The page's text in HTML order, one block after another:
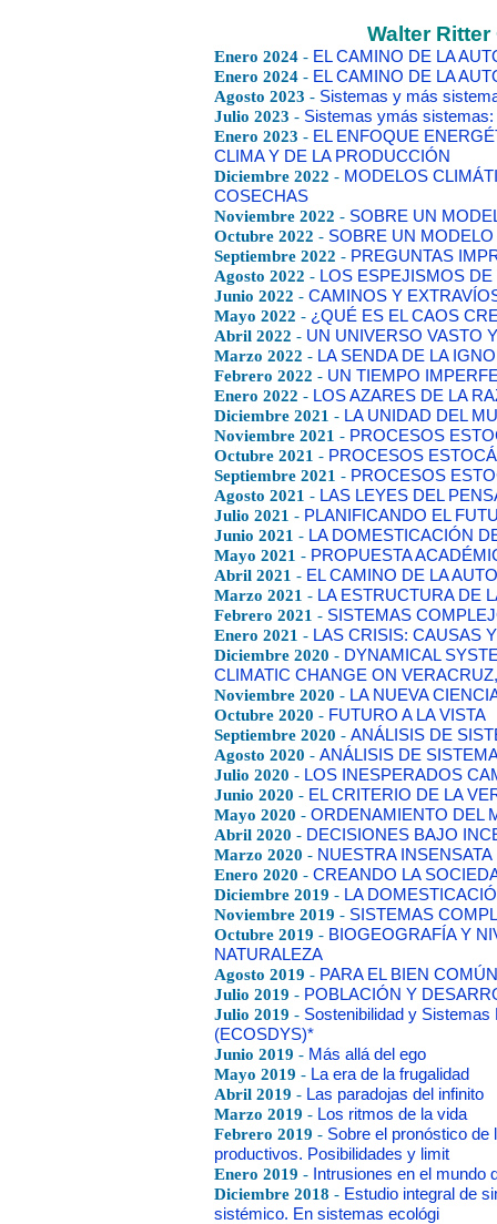
Walter
Enero 2024 - EL CAMINO DE LA
Enero 2024 - EL CAMINO DE LA
Agosto 2023 - Sistemas y más
Julio 2023 - Sistemas ymás
Enero 2023 - EL ENFOQUE
CLIMA Y DE LA PRODUCCIÓN
Diciembre 2022 - MODELOS
COSECHAS
Noviembre 2022 - SOBRE UN
Octubre 2022 - SOBRE UN
Septiembre 2022 - PREGUNTAS
Agosto 2022 - LOS ESPEJISMOS
Junio 2022 - CAMINOS Y
Mayo 2022 - ¿QUÉ ES EL CAOS
Abril 2022 - UN UNIVERSO VASTO
Marzo 2022 - LA SENDA DE LA
Febrero 2022 - UN TIEMPO
Enero 2022 - LOS AZARES DE LA
Diciembre 2021 - LA UNIDAD DEL
Noviembre 2021 - PROCESOS
Octubre 2021 - PROCESOS
Septiembre 2021 - PROCESOS
Agosto 2021 - LAS LEYES DEL
Julio 2021 - PLANIFICANDO EL
Junio 2021 - LA DOMESTICACIÓN
Mayo 2021 - PROPUESTA
Abril 2021 - EL CAMINO DE LA
Marzo 2021 - LA ESTRUCTURA DE
Febrero 2021 - SISTEMAS
Enero 2021 - LAS CRISIS: CAUSAS
Diciembre 2020 - DYNAMICAL
CLIMATIC CHANGE ON
Noviembre 2020 - LA NUEVA
Octubre 2020 - FUTURO A LA VISTA
Septiembre 2020 - ANÁLISIS DE
Agosto 2020 - ANÁLISIS DE
Julio 2020 - LOS INESPERADOS
Junio 2020 - EL CRITERIO DE LA
Mayo 2020 - ORDENAMIENTO DEL
Abril 2020 - DECISIONES BAJO
Marzo 2020 - NUESTRA
Enero 2020 - CREANDO LA
Diciembre 2019 - LA
Noviembre 2019 - SISTEMAS
Octubre 2019 - BIOGEOGRAFÍA Y
NATURALEZA
Agosto 2019 - PARA EL BIEN COMÚN
Julio 2019 - POBLACIÓN Y
Julio 2019 - Sostenibilidad y
(ECOSDYS)*
Junio 2019 - Más allá del ego
Mayo 2019 - La era de la frugalidad
Abril 2019 - Las paradojas del infinito
Marzo 2019 - Los ritmos de la vida
Febrero 2019 - Sobre el pronóstico
productivos. Posibilidades y limit
Enero 2019 - Intrusiones en el mundo
Diciembre 2018 - Estudio integral de
sistémico. En sistemas ecológi